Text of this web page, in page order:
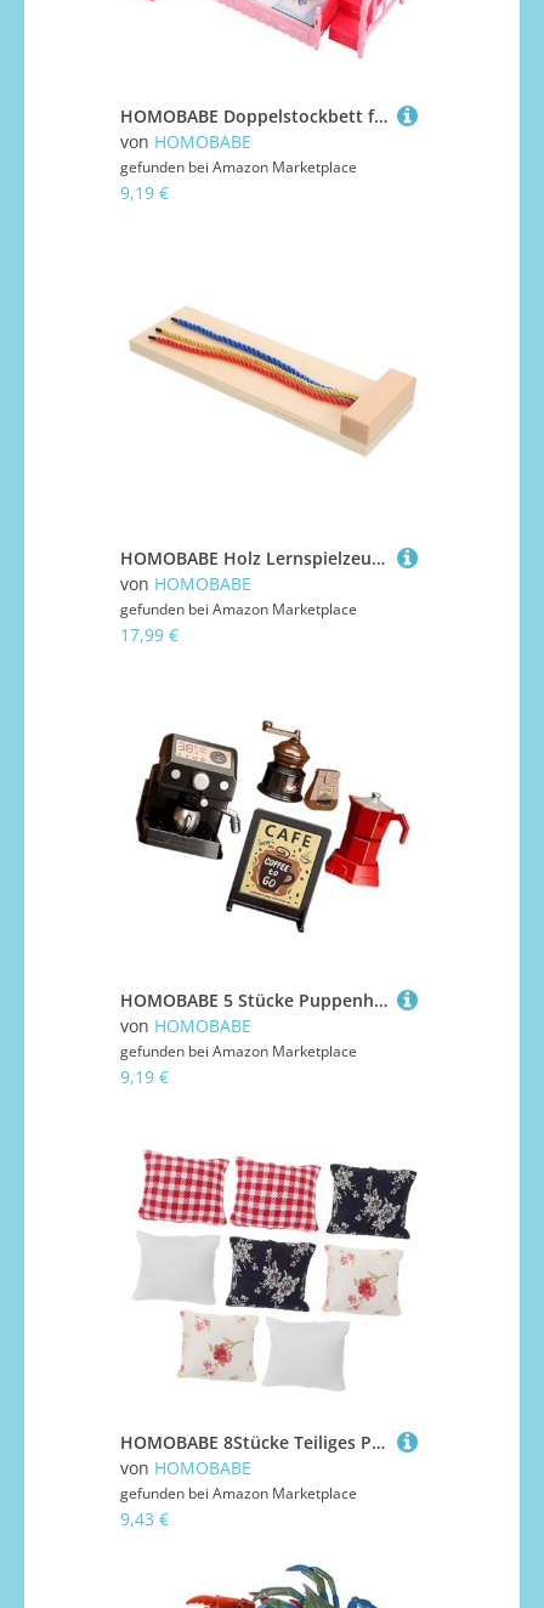
HOMOBABE Doppelstockbett für Puppen Miniatur Puppenhaus Möbelset mit Realistischen Details Zubehör für Mädchen Schlafzimmer Geeignet für Figuren und Kreative Rollenspiele Geburtstaggeschenk
von HOMOBABE
gefunden bei Amazon Marketplace
9,19 €
HOMOBABE Holz Lernspielzeug zum Flechten für Sicheres Geruchloses Kognitives Haarzopf Übungsspielzeug Fördert Feinmotorik und Kreative Frühkindliche Bildung Geeignet für Kindergarten und
von HOMOBABE
gefunden bei Amazon Marketplace
17,99 €
HOMOBABE 5 Stücke Puppenhaus Mini Kaffeemaschine Spielzeug Realistische Kaffeemaschine Miniaturmodell Miniatur Puppenhaus Kaffeeshop Zubehör
von HOMOBABE
gefunden bei Amazon Marketplace
9,19 €
HOMOBABE 8Stücke Teiliges Puppenhaus Kissen Dekorative Miniatur Kissen für DIY Mini Häuser Stoffkissen Modelle für Wohnzimmer Schlafzimmer und Puppenbett Kreative Spielideen
von HOMOBABE
gefunden bei Amazon Marketplace
9,43 €